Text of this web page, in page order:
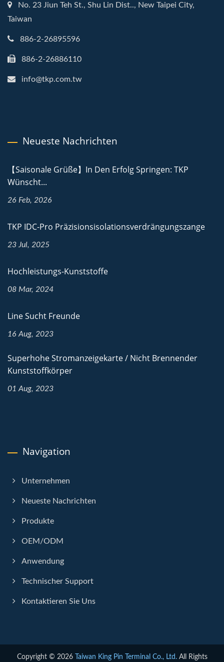
No. 23 Jiun Teh St., Shu Lin Dist.., New Taipei City,
Taiwan
886-2-26895596
886-2-26886110
info@tkp.com.tw
Neueste Nachrichten
【Saisonale Grüße】In Den Erfolg Springen: TKP
Wünscht...
26 Feb, 2026
TKP IDC-Pro Präzisionsisolationsverdrängungszange
23 Jul, 2025
Hochleistungs-Kunststoffe
08 Mar, 2024
Line Sucht Freunde
16 Aug, 2023
Superhohe Stromanzeigekarte / Nicht Brennender
Kunststoffkörper
01 Aug, 2023
Navigation
Unternehmen
Neueste Nachrichten
Produkte
OEM/ODM
Anwendung
Technischer Support
Kontaktieren Sie Uns
Copyright © 2026 Taiwan King Pin Terminal Co., Ltd.All Rights